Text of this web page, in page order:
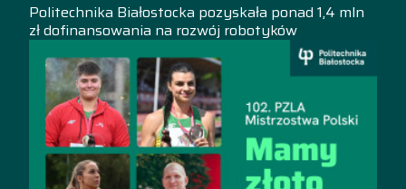
Politechnika Białostocka pozyskała ponad 1,4 mln
zł dofinansowania na rozwój robotyków